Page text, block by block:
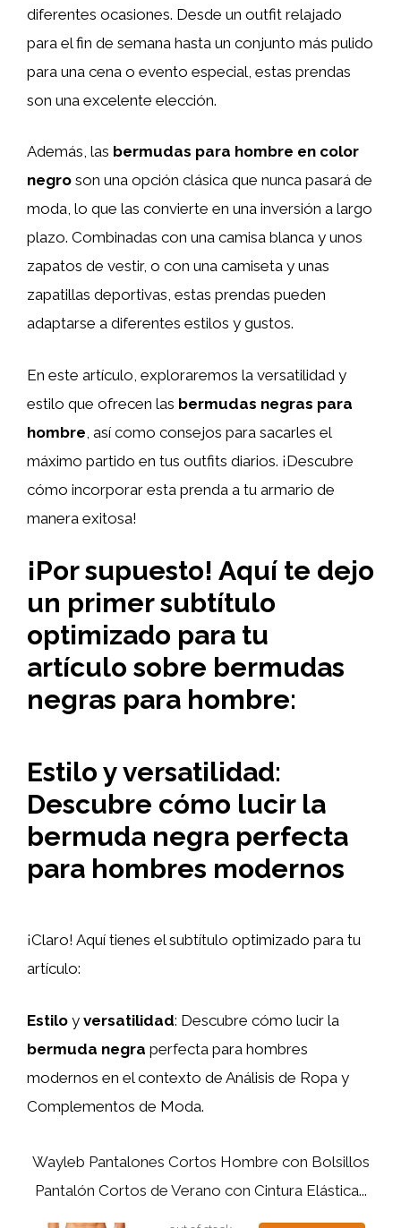
diferentes ocasiones. Desde un outfit relajado
para el fin de semana hasta un conjunto más pulido
para una cena o evento especial, estas prendas
son una excelente elección.
Además, las bermudas para hombre en color
negro son una opción clásica que nunca pasará de
moda, lo que las convierte en una inversión a largo
plazo. Combinadas con una camisa blanca y unos
zapatos de vestir, o con una camiseta y unas
zapatillas deportivas, estas prendas pueden
adaptarse a diferentes estilos y gustos.
En este artículo, exploraremos la versatilidad y
estilo que ofrecen las bermudas negras para
hombre , así como consejos para sacarles el
máximo partido en tus outfits diarios. ¡Descubre
cómo incorporar esta prenda a tu armario de
manera exitosa!
¡Por supuesto! Aquí te dejo
un primer subtítulo
optimizado para tu
artículo sobre bermudas
negras para hombre:
Estilo y versatilidad:
Descubre cómo lucir la
bermuda negra perfecta
para hombres modernos
¡Claro! Aquí tienes el subtítulo optimizado para tu
artículo:
Estilo y versatilidad: Descubre cómo lucir la
bermuda negra perfecta para hombres
modernos en el contexto de Análisis de Ropa y
Complementos de Moda.
Wayleb Pantalones Cortos Hombre con Bolsillos
Pantalón Cortos de Verano con Cintura Elástica...